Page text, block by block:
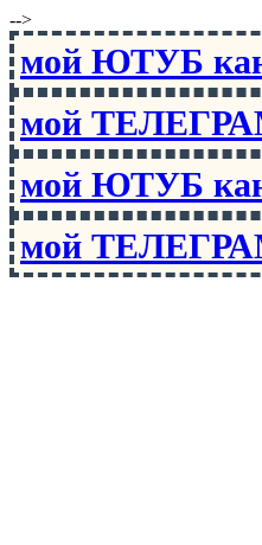
-->
мой ЮТУБ
мой
мой ЮТУБ
мой